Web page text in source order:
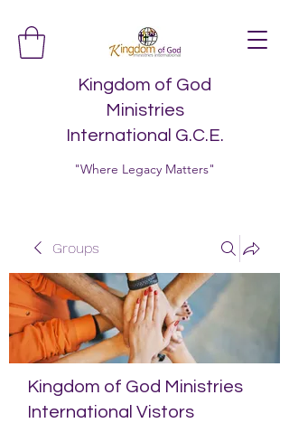
Kingdom of God
Ministries
International G.C.E.
"Where Legacy Matters"
Groups
Kingdom of God Ministries
International Vistors